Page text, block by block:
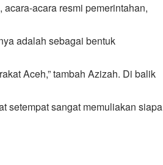
acara resmi pemerintahan,
adalah sebagai bentuk
Aceh,” tambah Azizah. Di balik
setempat sangat memuliakan siapa